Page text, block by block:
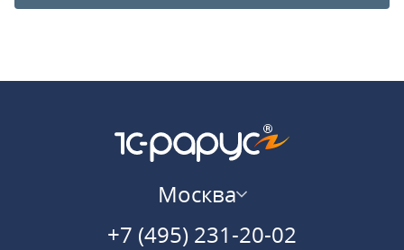
Москва
+7 (495) 231-20-02